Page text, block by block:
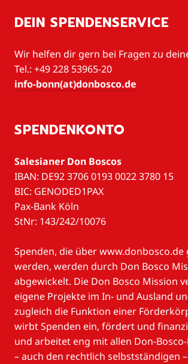
DEIN SPENDENSERVICE
Wir helfen dir gern bei Fragen zu
Tel.: +49 228 53965-20
info-bonn(at)donbosco.de
SPENDENKONTO
Salesianer Don Boscos
IBAN: DE92 3706 0193 0022 3780 15
BIC: GENODED1PAX
Pax-Bank Köln
StNr: 143/242/10076
Spenden, die über
werden, werden durch Don Bosco
abgewickelt. Die Don Bosco Mission
eigene Projekte im In- und Ausland
zugleich die Funktion einer
wirbt Spenden ein, fördert und
und arbeitet eng mit allen Don-
– auch den rechtlich selbstständigen